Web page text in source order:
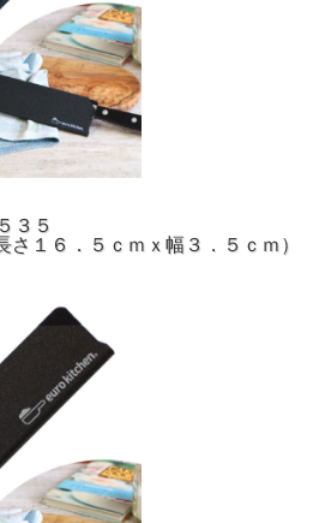
３５
さ１６．５ｃｍｘ幅３．５ｃｍ）